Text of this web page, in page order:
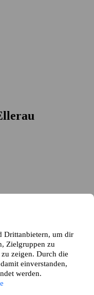
Drittanbietern, um dir
Zielgruppen zu
zeigen. Durch die
einverstanden,
werden.